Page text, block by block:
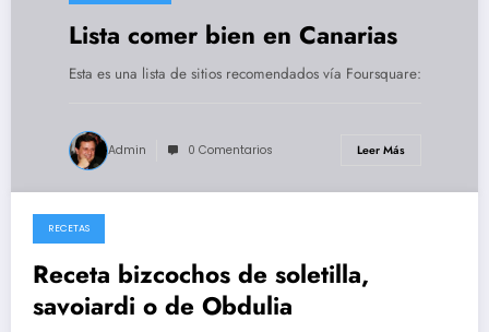
Lista comer bien en Canarias
Esta es una lista de sitios recomendados vía Foursquare:
Admin 0 Comentarios Leer Más
26/05/2026
RECETAS
Receta bizcochos de soletilla,
savoiardi o de Obdulia